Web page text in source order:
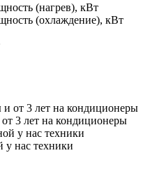
(нагрев), кВт
(охлаждение), кВт
3 лет на кондиционеры
у нас техники